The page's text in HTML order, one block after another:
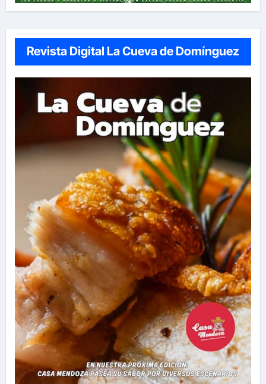
Revista Digital La Cueva de Domínguez